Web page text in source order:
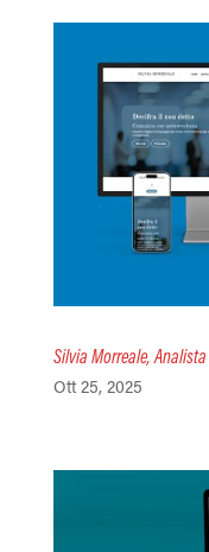
Silvia Morreale,
Ott 25, 2025